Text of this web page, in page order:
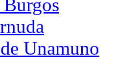
Unamuno